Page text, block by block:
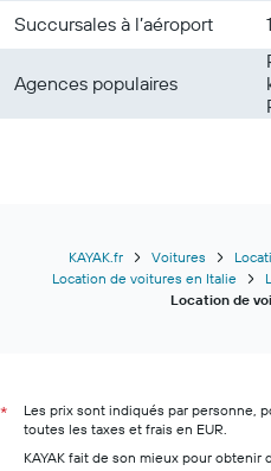
Succursales à l’aéroport
Agences populaires
KAYAK.fr Voitures
Location de voitures en Italie
Location de
*
Les prix sont indiqués par personne,
toutes les taxes et frais en EUR.
KAYAK fait de son mieux pour obtenir